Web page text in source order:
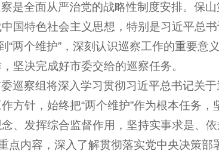
是全面从严治党的战略性制度安排。保
国特色社会主义思想，特别是习近平总
“两个维护”，深刻认识巡察工作的重要意
坚决完成好市委交给的巡察任务。
巡察组将深入学习贯彻习近平总书记关
方针，始终把“两个维护”作为根本任务
、发挥综合监督作用，坚持实事求是、
点内容，深入了解贯彻落实党中央决策